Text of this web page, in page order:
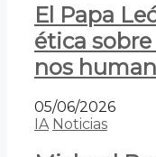
El Papa
ética
nos
05/06/2026
IA Noticias